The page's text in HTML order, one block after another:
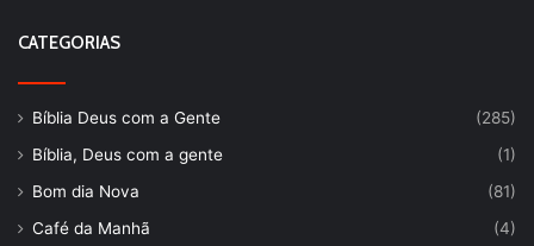
CATEGORIAS
Bíblia Deus com a Gente
(285)
Bíblia, Deus com a gente
(1)
Bom dia Nova
(81)
Café da Manhã
(4)